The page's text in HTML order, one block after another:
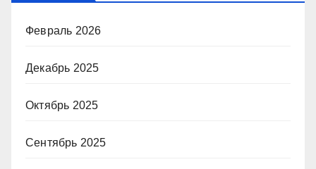
Февраль 2026
Декабрь 2025
Октябрь 2025
Сентябрь 2025